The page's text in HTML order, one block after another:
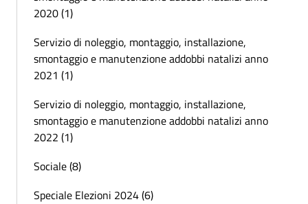
2020 (1)
Servizio di noleggio, montaggio, installazione,
smontaggio e manutenzione addobbi natalizi anno
2021 (1)
Servizio di noleggio, montaggio, installazione,
smontaggio e manutenzione addobbi natalizi anno
2022 (1)
Sociale (8)
Speciale Elezioni 2024 (6)